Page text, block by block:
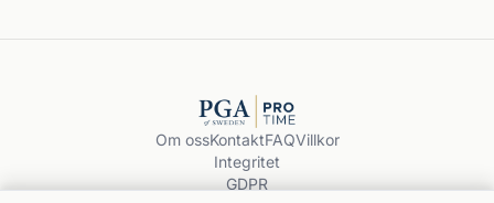
Om ossKontaktFAQVillkor
Integritet
GDPR